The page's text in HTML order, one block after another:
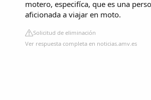
motero, especifíca, que es una
aficionada a viajar en moto.
Solicitud de eliminación
Ver respuesta completa en noticias.amv.es